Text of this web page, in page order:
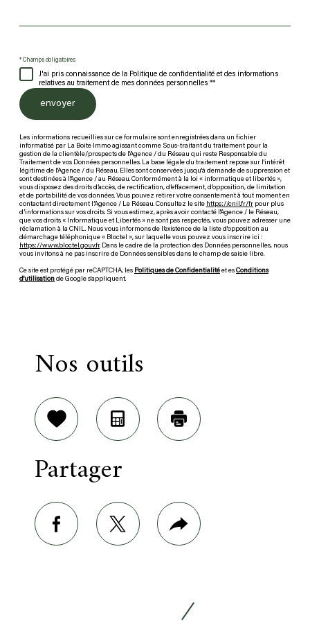
* Champs obligatoires
J'ai pris connaissance de la Politique de confidentialité et des informations
relatives au traitement de mes données personnelles **
envoyer
Les informations recueillies sur ce formulaire sont enregistrées dans un fichier
informatisé par La Boite Immo agissant comme Sous-traitant du traitement pour la
gestion de la clientèle/prospects de l'Agence / du Réseau qui reste Responsable du
Traitement de vos Données personnelles. La base légale du traitement repose sur l'intérêt
légitime de l'Agence / du Réseau. Elles sont conservées jusqu'à demande de suppression et
sont destinées à l'Agence / au Réseau. Conformément à la loi « informatique et libertés »,
vous disposez des droits d’accès, de rectification, d’effacement, d’opposition, de limitation
et de portabilité de vos données. Vous pouvez retirer votre consentement à tout moment en
contactant directement l’Agence / Le Réseau. Consultez le site https://cnil.fr/fr pour plus
d’informations sur vos droits. Si vous estimez, après avoir contacté l'Agence / le Réseau,
que vos droits « Informatique et Libertés » ne sont pas respectés, vous pouvez adresser une
réclamation à la CNIL. Nous vous informons de l’existence de la liste d'opposition au
démarchage téléphonique « Bloctel », sur laquelle vous pouvez vous inscrire ici :
https://www.bloctel.gouv.fr. Dans le cadre de la protection des Données personnelles, nous
vous invitons à ne pas inscrire de Données sensibles dans le champ de saisie libre.
Ce site est protégé par reCAPTCHA, les Politiques de Confidentialité et es Conditions
d'utilisation de Google s'appliquent.
Nos outils
SélectionnerCalculatriceImprimer
Partager
facebooktwitter
Plus
de